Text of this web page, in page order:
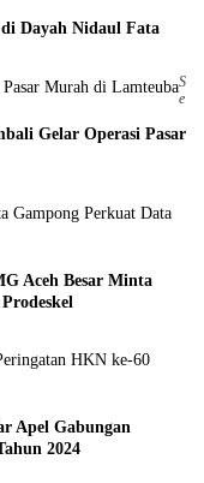
Dayah Nidaul Fata
S
E
Gelar Operasi Pasar
Aceh Besar Minta
Apel Gabungan
2024